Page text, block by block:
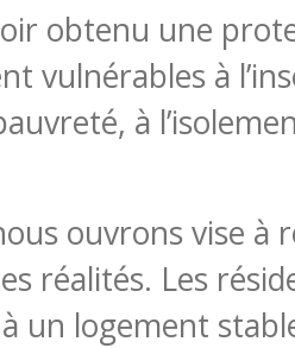
obtenu une
vulnérables à
à
ouvrons vise à
réalités. Les
un logement